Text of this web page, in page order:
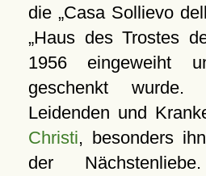
die Casa Sollievo
Haus des Trostes
1956 eingeweiht
geschenkt
Leidenden und
Christi, besonders
der